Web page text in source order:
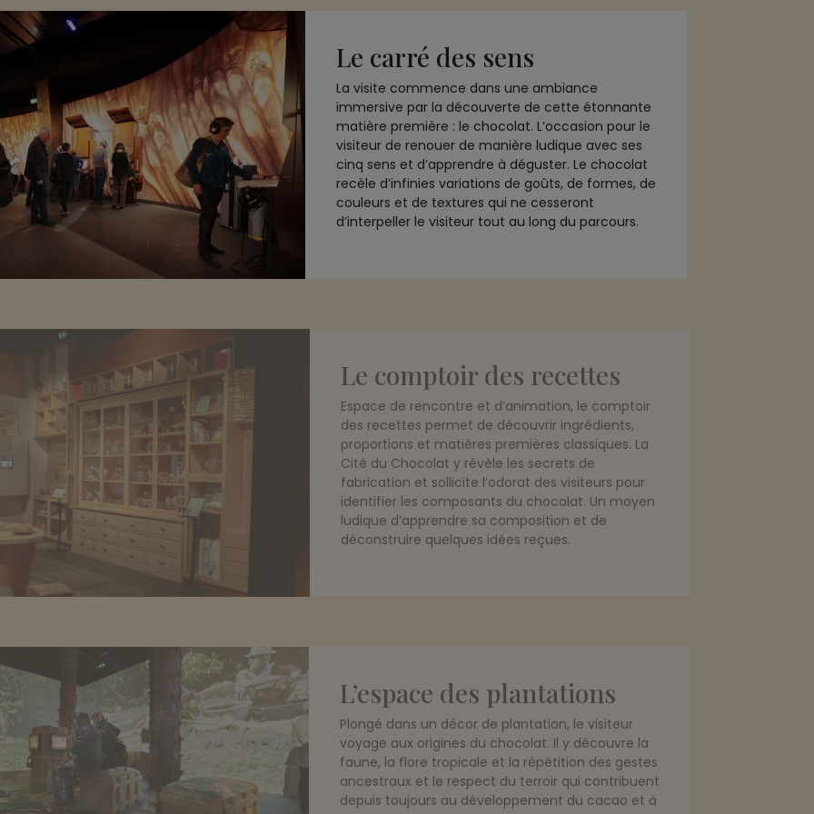
Le carré des sens
La visite commence dans une ambiance
immersive par la découverte de cette étonnante
matière première : le chocolat. L’occasion pour le
visiteur de renouer de manière ludique avec ses
cinq sens et d’apprendre à déguster. Le chocolat
recèle d’infinies variations de goûts, de formes, de
couleurs et de textures qui ne cesseront
d’interpeller le visiteur tout au long du parcours.
Le comptoir des recettes
Espace de rencontre et d’animation, le comptoir
des recettes permet de découvrir ingrédients,
proportions et matières premières classiques. La
Cité du Chocolat y révèle les secrets de
fabrication et sollicite l’odorat des visiteurs pour
identifier les composants du chocolat. Un moyen
ludique d’apprendre sa composition et de
déconstruire quelques idées reçues.
L’espace des plantations
Plongé dans un décor de plantation, le visiteur
voyage aux origines du chocolat. Il y découvre la
faune, la flore tropicale et la répétition des gestes
ancestraux et le respect du terroir qui contribuent
depuis toujours au développement du cacao et à